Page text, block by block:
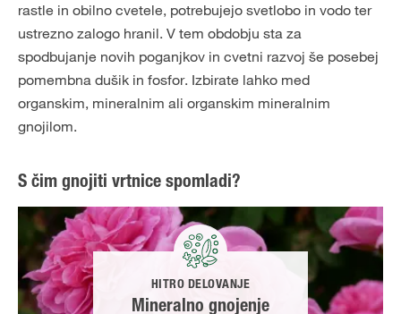
rastle in obilno cvetele, potrebujejo svetlobo in vodo ter
ustrezno zalogo hranil. V tem obdobju sta za
spodbujanje novih poganjkov in cvetni razvoj še posebej
pomembna dušik in fosfor. Izbirate lahko med
organskim, mineralnim ali organskim mineralnim
gnojilom.
S čim gnojiti vrtnice spomladi?
HITRO DELOVANJE
Mineralno gnojenje